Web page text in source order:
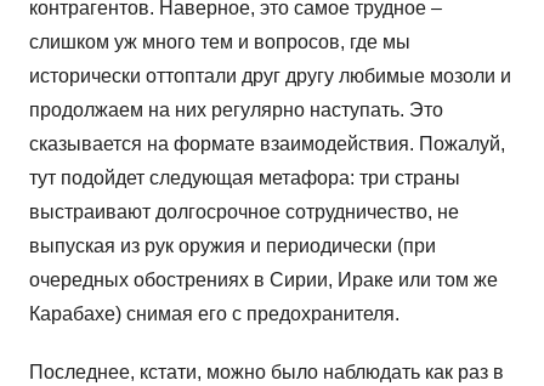
контрагентов. Наверное, это самое трудное –
слишком уж много тем и вопросов, где мы
исторически оттоптали друг другу любимые мозоли и
продолжаем на них регулярно наступать. Это
сказывается на формате взаимодействия. Пожалуй,
тут подойдет следующая метафора: три страны
выстраивают долгосрочное сотрудничество, не
выпуская из рук оружия и периодически (при
очередных обострениях в Сирии, Ираке или том же
Карабахе) снимая его с предохранителя.
Последнее, кстати, можно было наблюдать как раз в